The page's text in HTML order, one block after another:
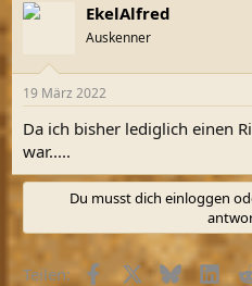
EkelAlfred
Auskenner
19 März 2022
Da ich bisher lediglich einen
war.....
Du musst dich einloggen
Teilen: FacebookX (Twitter)
Bluesky